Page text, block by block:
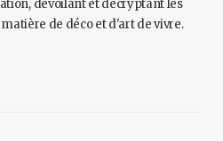
dévoilant et décryptant les
de déco et d'art de vivre.